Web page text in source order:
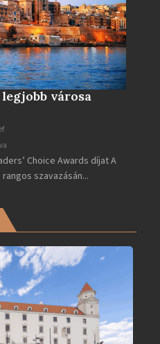
városa
Choice Awards díjat A
szavazásán...